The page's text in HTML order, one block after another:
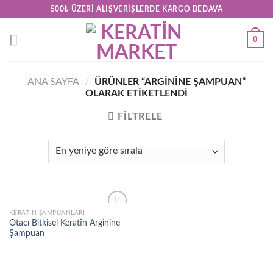
content
500₺ ÜZERI ALIŞVERIŞLERDE KARGO BEDAVA
0
ANA SAYFA /
ÜRÜNLER “ARGININE ŞAMPUAN”
OLARAK ETIKETLENDI
FILTRELE
Add to
wishlist
KERATIN ŞAMPUANLARI
Otacı Bitkisel Keratin Arginine
Şampuan